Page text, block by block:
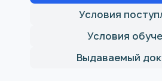
Условия
Условия
Выдаваемый